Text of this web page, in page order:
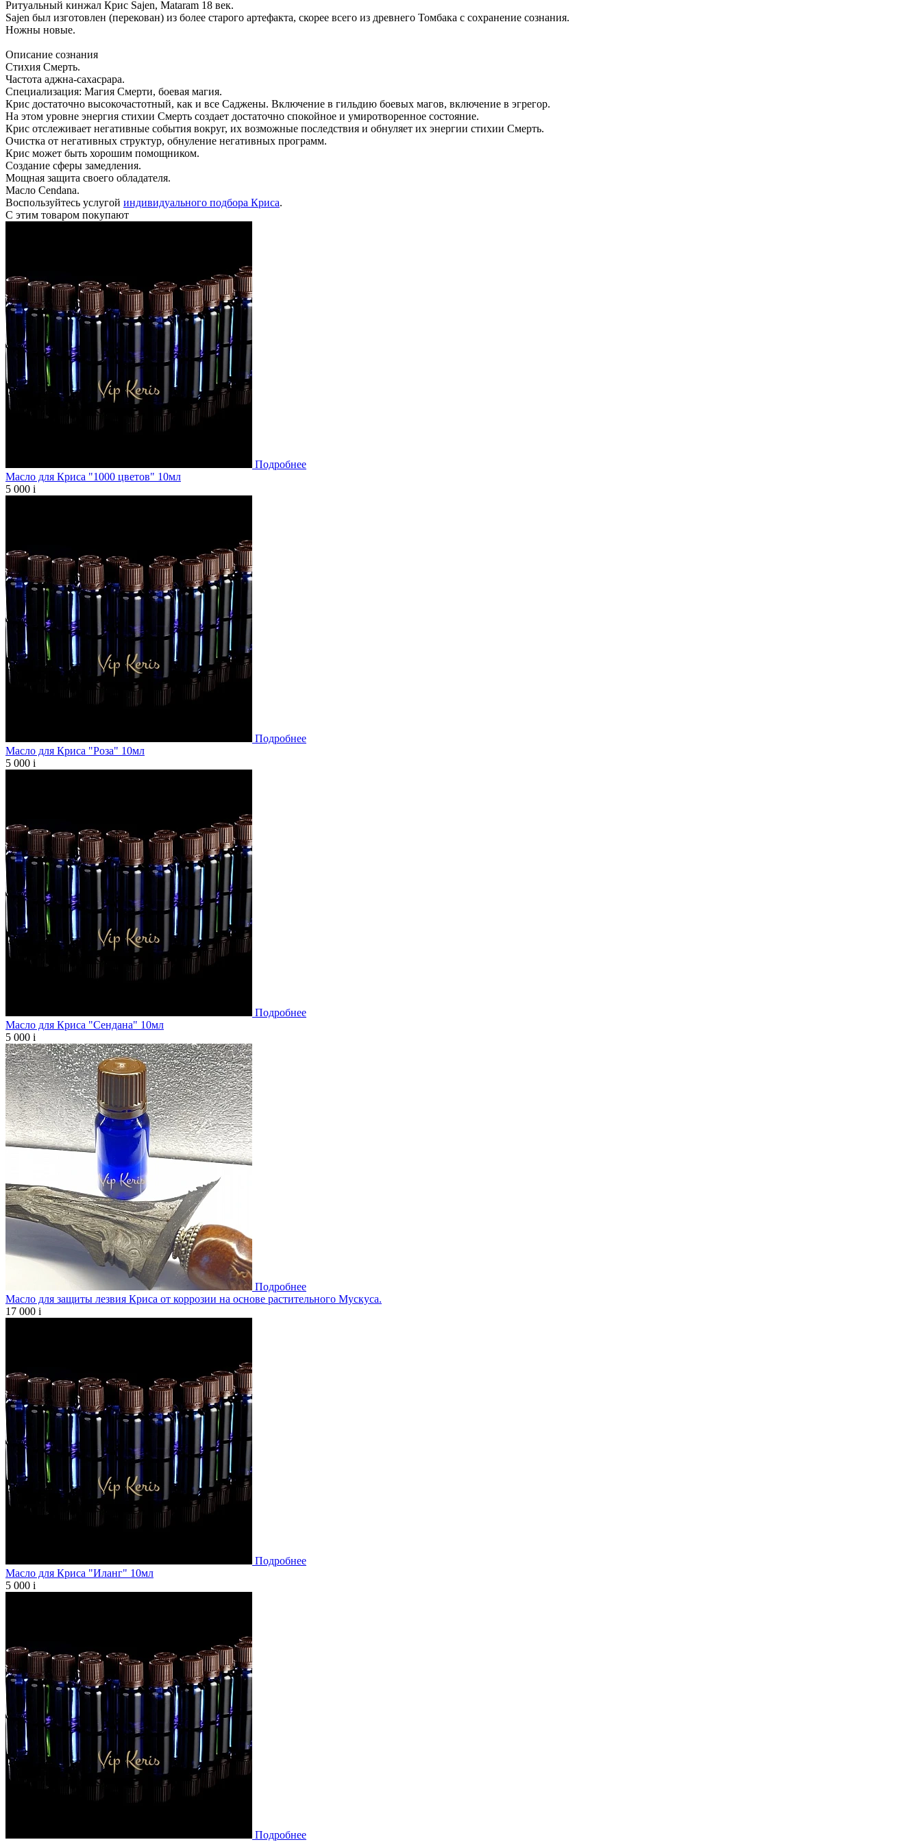
Ритуальный кинжал Крис Sajen, Mataram 18 век.
Sajen был изготовлен (перекован) из более старого артефакта, скорее всего из древнего Томбака с сохранение сознания.
Ножны новые.
Описание сознания
Стихия Смерть.
Частота аджна-сахасрара.
Специализация: Магия Смерти, боевая магия.
Крис достаточно высокочастотный, как и все Саджены. Включение в гильдию боевых магов, включение в эгрегор.
На этом уровне энергия стихии Смерть создает достаточно спокойное и умиротворенное состояние.
Крис отслеживает негативные события вокруг, их возможные последствия и обнуляет их энергии стихии Смерть.
Очистка от негативных структур, обнуление негативных программ.
Крис может быть хорошим помощником.
Создание сферы замедления.
Мощная защита своего обладателя.
Масло Cendana.
Воспользуйтесь услугой индивидуального подбора Криса.
С этим товаром покупают
Подробнее
Масло для Криса "1000 цветов" 10мл
5 000 i
Подробнее
Масло для Криса "Роза" 10мл
5 000 i
Подробнее
Масло для Криса "Сендана" 10мл
5 000 i
Подробнее
Масло для защиты лезвия Криса от коррозии на основе растительного Мускуса.
17 000 i
Подробнее
Масло для Криса "Иланг" 10мл
5 000 i
Подробнее